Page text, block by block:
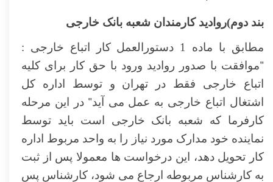
بند دوم)روادید کارمندان شعبه بانک خارجی
مطابق با ماده 1 دستورالعمل کار اتباع خارجی :
"موافقت با صدور روادید ورود با حق کار برای کلیه
اتباع خارجی فقط در تهران و توسط اداره کل
اشتغال اتباع خارجی به عمل می آید"در این مرحله
کارفرما که شعبه بانک خارجی است باید توسط
نماینده خود مدارک مورد نیاز را به واحد مربوط اداره
کار تحویل دهد، این درخواست ها معمولا پس از ثبت
به کارشناس مربوطه ارجاع می شود، کارشناس پس